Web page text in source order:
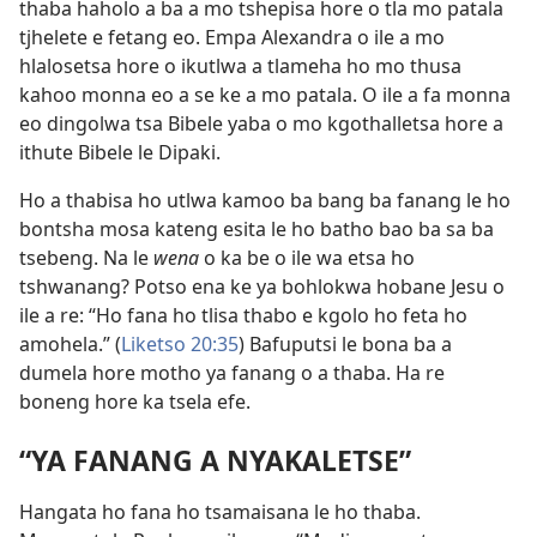
thaba haholo a ba a mo tshepisa hore o tla mo patala
tjhelete e fetang eo. Empa Alexandra o ile a mo
hlalosetsa hore o ikutlwa a tlameha ho mo thusa
kahoo monna eo a se ke a mo patala. O ile a fa monna
eo dingolwa tsa Bibele yaba o mo kgothalletsa hore a
ithute Bibele le Dipaki.
Ho a thabisa ho utlwa kamoo ba bang ba fanang le ho
bontsha mosa kateng esita le ho batho bao ba sa ba
tsebeng. Na le wena o ka be o ile wa etsa ho
tshwanang? Potso ena ke ya bohlokwa hobane Jesu o
ile a re: “Ho fana ho tlisa thabo e kgolo ho feta ho
amohela.” (Liketso 20:35) Bafuputsi le bona ba a
dumela hore motho ya fanang o a thaba. Ha re
boneng hore ka tsela efe.
“YA FANANG A NYAKALETSE”
Hangata ho fana ho tsamaisana le ho thaba.